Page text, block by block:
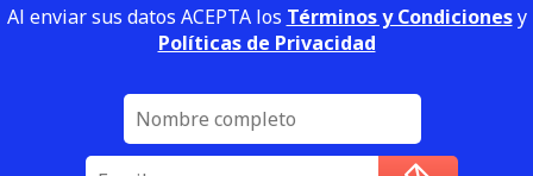
Al enviar sus datos ACEPTA los Términos y Condicionesy
Políticas de Privacidad